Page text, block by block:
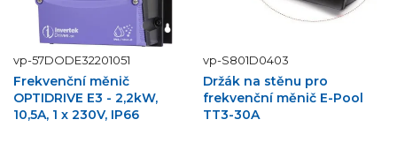
vp-57DODE32201051
Frekvenční měnič
OPTIDRIVE E3 - 2,2kW,
10,5A, 1 x 230V, IP66
vp-S801D0403
Držák na stěnu pro
frekvenční měnič E-Pool
TT3-30A